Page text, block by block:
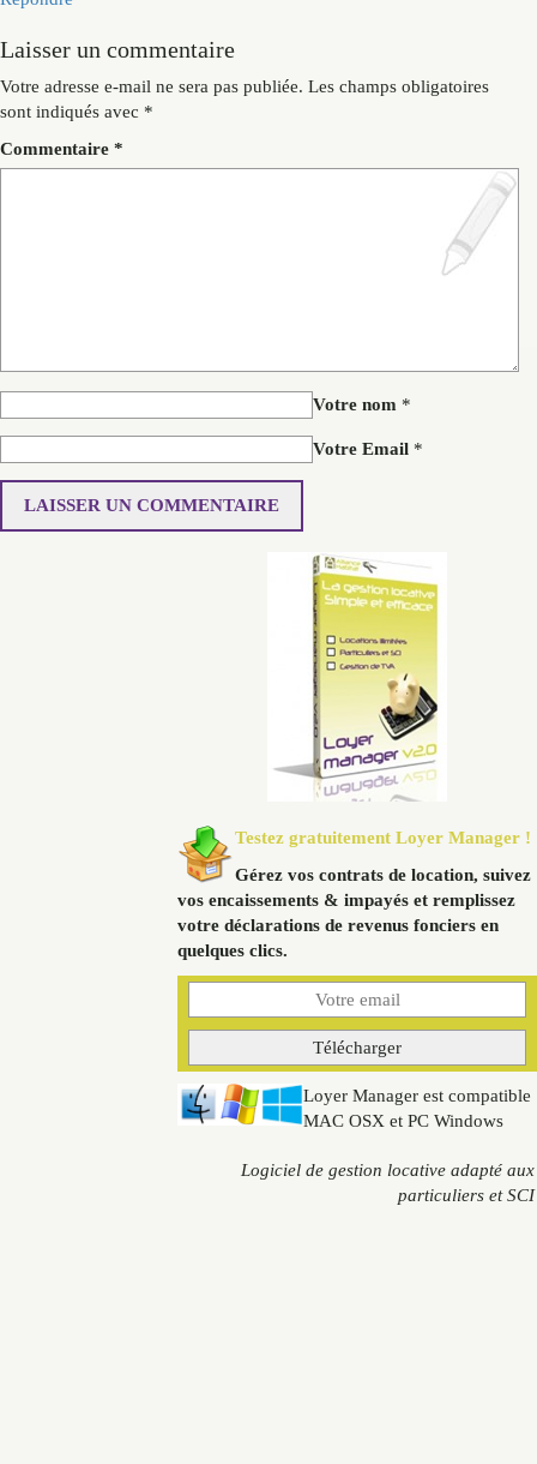
Laisser un commentaire
Votre adresse e-mail ne sera pas publiée. Les champs obligatoires
sont indiqués avec *
Commentaire *
Votre nom *
Votre Email *
Testez gratuitement Loyer Manager !
Gérez vos contrats de location, suivez
vos encaissements & impayés et remplissez
votre déclarations de revenus fonciers en
quelques clics.
Loyer Manager est compatible
MAC OSX et PC Windows
Logiciel de gestion locative adapté aux
particuliers et SCI